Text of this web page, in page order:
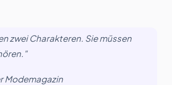
zwei Charakteren. Sie müssen
Modemagazin